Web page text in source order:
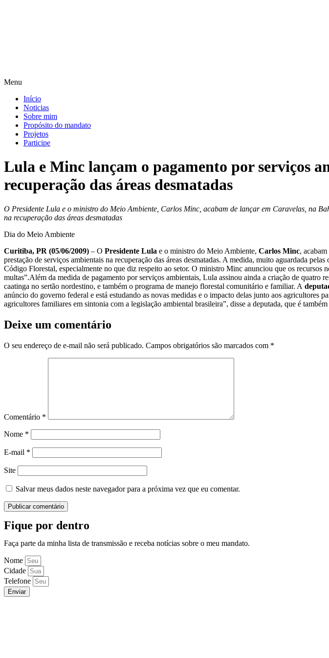
Menu
Início
Noticias
Sobre mim
Propósito do mandato
Projetos
Participe
Lula e Minc lançam o pagamento por serviços
recuperação das áreas desmatadas
O Presidente Lula e o ministro do Meio Ambiente, Carlos Minc, acabam de lançar em Caravelas, na
na recuperação das áreas desmatadas
Dia do Meio Ambiente
Curitiba, PR (05/06/2009) – O Presidente Lula e o ministro do Meio Ambiente, Carlos Minc,
prestação de serviços ambientais na recuperação das áreas desmatadas. A medida, muito aguardada
Código Florestal, especialmente no que diz respeito ao setor. O ministro Minc anunciou que os
multas”.Além da medida de pagamento por serviços ambientais, Lula assinou ainda a criação de quatro
caatinga no sertão nordestino, e também o programa de manejo florestal comunitário e familiar. A
anúncio do governo federal e está estudando as novas medidas e o impacto delas junto aos agricultores
agricultores familiares em sintonia com a legislação ambiental brasileira”, disse a deputada, que é
Deixe um comentário
O seu endereço de e-mail não será publicado. Campos obrigatórios são marcados com *
Comentário *
Nome *
E-mail *
Site
Salvar meus dados neste navegador para a próxima vez que eu comentar.
Fique por dentro
Faça parte da minha lista de transmissão e receba notícias sobre o meu mandato.
Nome
Cidade
Telefone
Enviar